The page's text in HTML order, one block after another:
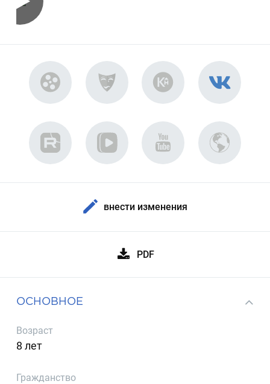
внести изменения
PDF
ОСНОВНОЕ
Возраст
8 лет
Гражданство